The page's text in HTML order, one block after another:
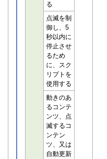
る
点滅を制
御し、5
秒以内に
停止させ
るため
に、スク
リプトを
使用する
動きのあ
るコンテ
ンツ、点
滅するコ
ンテン
ツ、又は
自動更新